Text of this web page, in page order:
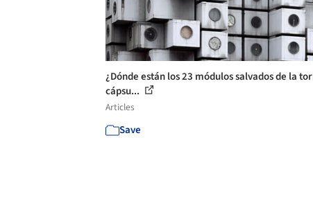
¿Dónde están los 23 módulos salvados de la
cápsu...
Articles
Save